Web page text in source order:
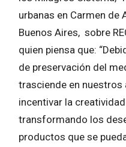
urbanas en Carmen de
Buenos Aires, sobre
quien piensa que:
de preservación del
trasciende en nuestros
incentivar la
transformando los
productos que se